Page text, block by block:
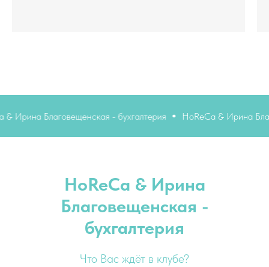
Благовещенская - бухгалтерия HoReCa & Ирина
HoReCa & Ирина
Благовещенская -
бухгалтерия
Что Вас ждёт в клубе?